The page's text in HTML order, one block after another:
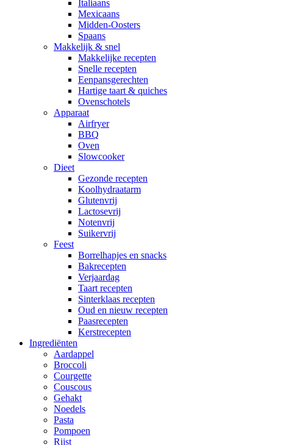
Italiaans
Mexicaans
Midden-Oosters
Spaans
Makkelijk & snel
Makkelijke recepten
Snelle recepten
Eenpansgerechten
Hartige taart & quiches
Ovenschotels
Apparaat
Airfryer
BBQ
Oven
Slowcooker
Dieet
Gezonde recepten
Koolhydraatarm
Glutenvrij
Lactosevrij
Notenvrij
Suikervrij
Feest
Borrelhapjes en snacks
Bakrecepten
Verjaardag
Taart recepten
Sinterklaas recepten
Oud en nieuw recepten
Paasrecepten
Kerstrecepten
Ingrediënten
Aardappel
Broccoli
Courgette
Couscous
Gehakt
Noedels
Pasta
Pompoen
Rijst